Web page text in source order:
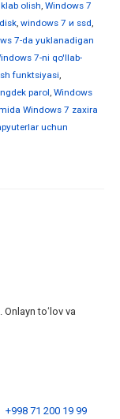
olish, Windows 7
, windows 7 и ssd,
7-da yuklanadigan
7-ni qo'llab-
funktsiyasi,
parol, Windows
Windows 7 zaxira
uchun
toʻlov va
+998 71 200 19 99